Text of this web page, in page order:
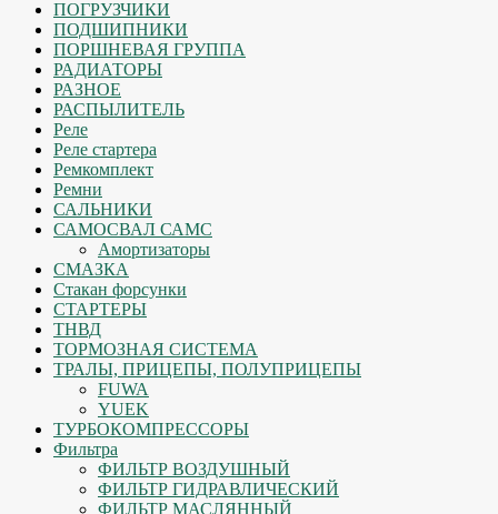
ПОГРУЗЧИКИ
ПОДШИПНИКИ
ПОРШНЕВАЯ ГРУППА
РАДИАТОРЫ
РАЗНОЕ
РАСПЫЛИТЕЛЬ
Реле
Реле стартера
Ремкомплект
Ремни
САЛЬНИКИ
САМОСВАЛ САМС
Амортизаторы
СМАЗКА
Стакан форсунки
СТАРТЕРЫ
ТНВД
ТОРМОЗНАЯ СИСТЕМА
ТРАЛЫ, ПРИЦЕПЫ, ПОЛУПРИЦЕПЫ
FUWA
YUEK
ТУРБОКОМПРЕССОРЫ
Фильтра
ФИЛЬТР ВОЗДУШНЫЙ
ФИЛЬТР ГИДРАВЛИЧЕСКИЙ
ФИЛЬТР МАСЛЯННЫЙ